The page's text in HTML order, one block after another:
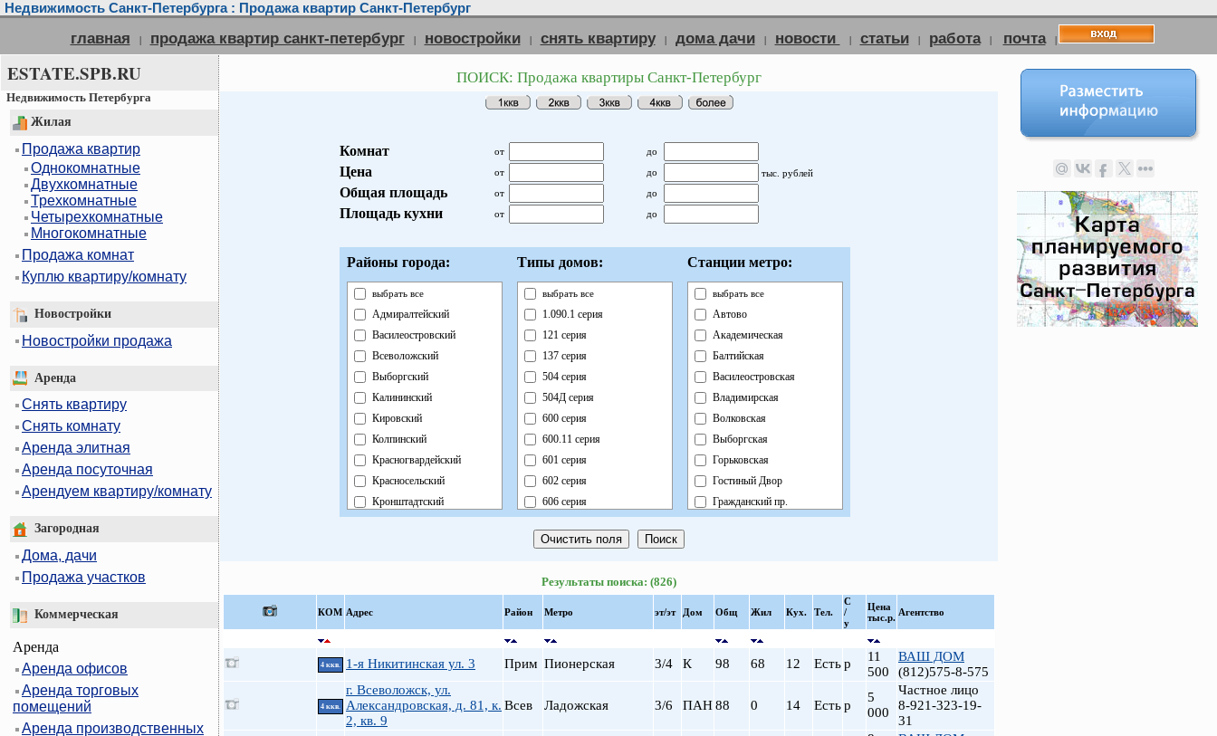
Недвижимость Санкт-Петербурга : Продажа квартир Санкт-Петербург
главная | продажа квартир санкт-петербург | новостройки | снять квартиру | дома дачи | новости | статьи | работа | почта |
ESTATE.SPB.RU
Недвижимость Петербурга
Жилая
Продажа квартир
Однокомнатные
Двухкомнатные
Трехкомнатные
Четырехкомнатные
Многокомнатные
Продажа комнат
Куплю квартиру/комнату
Новостройки
Новостройки продажа
Аренда
Снять квартиру
Снять комнату
Аренда элитная
Аренда посуточная
Арендуем квартиру/комнату
Загородная
Дома, дачи
Продажа участков
Коммерческая
Аренда
Аренда офисов
Аренда торговых
помещений
Аренда производственных
ПОИСК: Продажа квартиры Санкт-Петербург
Комнат от до
Цена от до тыс. рублей
Общая площадь от до
Площадь кухни от до
Районы города:
выбрать все
Адмиралтейский
Василеостровский
Всеволожский
Выборгский
Калининский
Кировский
Колпинский
Красногвардейский
Красносельский
Кронштадтский
Петроградский
Приморский
Пушкинский
Фрунзенский
Центральный
Типы домов:
выбрать все
1.090.1 серия
121 серия
137 серия
504 серия
504Д серия
600 серия
600.11 серия
601 серия
602 серия
606 серия
Брежневка
Индивидуальный
Кирпично-Монолитный
Кирпичный
Коттедж
Немецкий
Станции метро:
выбрать все
Автово
Академическая
Балтийская
Василеостровская
Владимирская
Волковская
Выборгская
Горьковская
Гостиный Двор
Гражданский пр.
Звенигородская
Кировский завод
Крестовский о-в
Ладожская
Результаты поиска: (826)
КOМ Адрес Район Метро эт/эт Дом Общ Жил Кух. Тел.
С
/
у
Цена
тыс.р. Агентство
4 ккв. 1-я Никитинская ул. 3 Прим Пионерская 3/4 К 98 68 12 Естьр
11
500
ВАШ ДОМ
(812)575-8-575
4 ккв.
г. Всеволожск, ул.
Александровская, д. 81, к.
2, кв. 9
Всев Ладожская 3/6 ПАН88 0 14 Естьр
5
000
Частное лицо
8-921-323-19-
31